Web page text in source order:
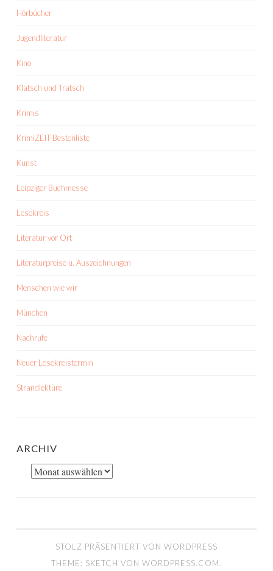
Hörbücher
Jugendliteratur
Kino
Klatsch und Tratsch
Krimis
KrimiZEIT-Bestenliste
Kunst
Leipziger Buchmesse
Lesekreis
Literatur vor Ort
Literaturpreise u. Auszeichnungen
Menschen wie wir
München
Nachrufe
Neuer Lesekreistermin
Strandlektüre
ARCHIV
Archiv
STOLZ PRÄSENTIERT VON WORDPRESS
THEME: SKETCH VON WORDPRESS.COM